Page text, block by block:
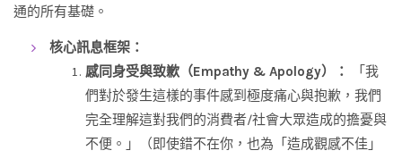
通的所有基礎。
核心訊息框架：
感同身受與致歉（Empathy & Apology）：
「我
們對於發生這樣的事件感到極度痛心與抱歉，我們
完全理解這對我們的消費者/社會大眾造成的擔憂與
不便。」（即使錯不在你，也為「造成觀感不佳」